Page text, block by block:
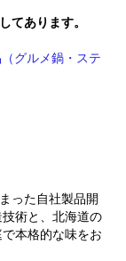
てあります。
グルメ鍋・ステ
った自社製品開
術と、北海道の
本格的な味をお